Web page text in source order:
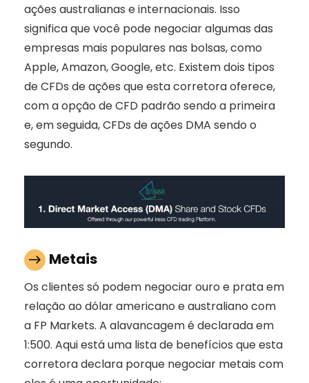
ações australianas e internacionais. Isso
significa que você pode negociar algumas das
empresas mais populares nas bolsas, como
Apple, Amazon, Google, etc. Existem dois tipos
de CFDs de ações que esta corretora oferece,
com a opção de CFD padrão sendo a primeira
e, em seguida, CFDs de ações DMA sendo o
segundo.
Metais
Os clientes só podem negociar ouro e prata em
relação ao dólar americano e australiano com
a FP Markets. A alavancagem é declarada em
1:500. Aqui está uma lista de benefícios que esta
corretora declara porque negociar metais com